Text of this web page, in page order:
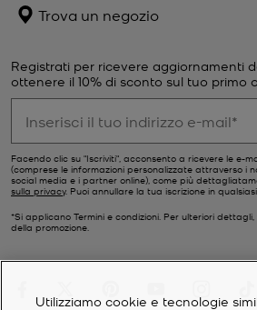
Trova un negozio
Registrati per ricevere aggiornamenti
ottenere il 10% di sconto sul tuo primo
Facendo clic su "Iscriviti", acconsento a ricevere le e-
(comprese le informazioni personalizzate attraverso i
social media e i partner online), come più
sulla privacy. Puoi annullare la tua iscrizione in
*Si applicano Termini e condizioni. Per ulteriori
della promozione.
Utilizziamo cookie e tecnologie